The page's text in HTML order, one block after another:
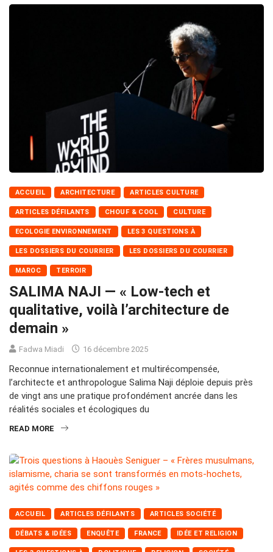
ACCUEIL ARCHITECTURE ARTICLES CULTURE
ARTICLES DÉFILANTS CHOUF & COOL CULTURE
ECOLOGIE ENVIRONNEMENT LES 3 QUESTIONS À
LES DOSSIERS DU COURRIER LES DOSSIERS DU COURRIER
MAROC TERROIR
SALIMA NAJI — « Low-tech et
qualitative, voilà l’architecture de
demain »
Fadwa Miadi 16 décembre 2025
Reconnue internationalement et multirécompensée,
l’architecte et anthropologue Salima Naji déploie depuis près
de vingt ans une pratique profondément ancrée dans les
réalités sociales et écologiques du
READ MORE
ACCUEIL ARTICLES DÉFILANTS ARTICLES SOCIÉTÉ
DÉBATS & IDÉES ENQUÊTE FRANCE IDÉE ET RELIGION